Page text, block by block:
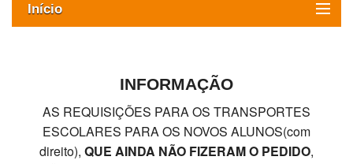
Início
SIGE
ESAQ sem Bullying
INFORMAÇÃO
AS REQUISIÇÕES PARA OS TRANSPORTES
ESCOLARES PARA OS NOVOS ALUNOS(com
direito), QUE AINDA NÃO FIZERAM O PEDIDO,